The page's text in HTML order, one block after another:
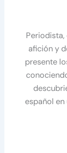
afición y
presente
español